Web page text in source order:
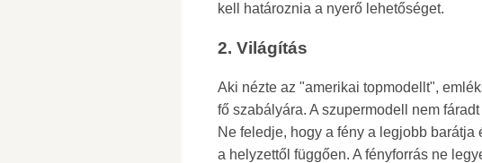
kell határoznia a nyerő lehetőséget.
2. Világítás
Aki nézte az "amerikai topmodellt",
fő szabályára. A szupermodell nem
Ne feledje, hogy a fény a legjobb
a helyzettől függően. A fényforrás ne